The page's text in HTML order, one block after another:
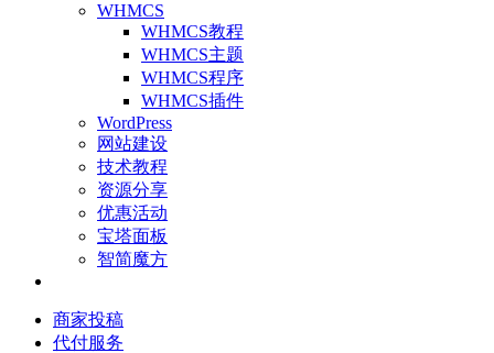
WHMCS
WHMCS教程
WHMCS主题
WHMCS程序
WHMCS插件
WordPress
网站建设
技术教程
资源分享
优惠活动
宝塔面板
智简魔方
商家投稿
代付服务